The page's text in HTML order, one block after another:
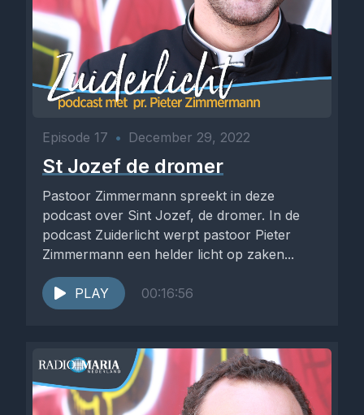
Episode 17 • December 29, 2022
St Jozef de dromer
Pastoor Zimmermann spreekt in deze
podcast over Sint Jozef, de dromer. In de
podcast Zuiderlicht werpt pastoor Pieter
Zimmermann een helder licht op zaken...
PLAY 00:16:56